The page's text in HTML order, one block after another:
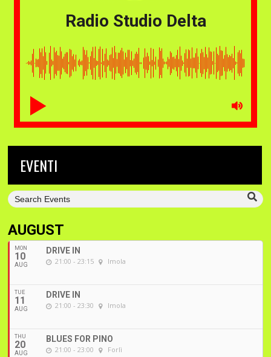
Radio Studio Delta
EVENTI
AUGUST
MON
10
AUG
DRIVE IN
21:00 - 23:15 Imola
TUE
11
AUG
DRIVE IN
21:00 - 23:30 Imola
THU
20
AUG
BLUES FOR PINO
21:00 - 23:00 Forlì